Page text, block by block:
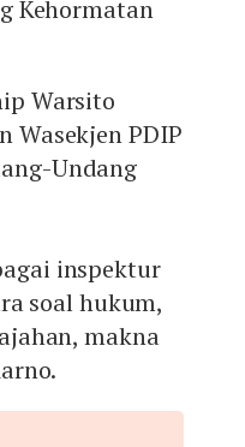
Kehormatan
Warsito
Wasekjen PDIP
Undang
inspektur
soal hukum,
makna